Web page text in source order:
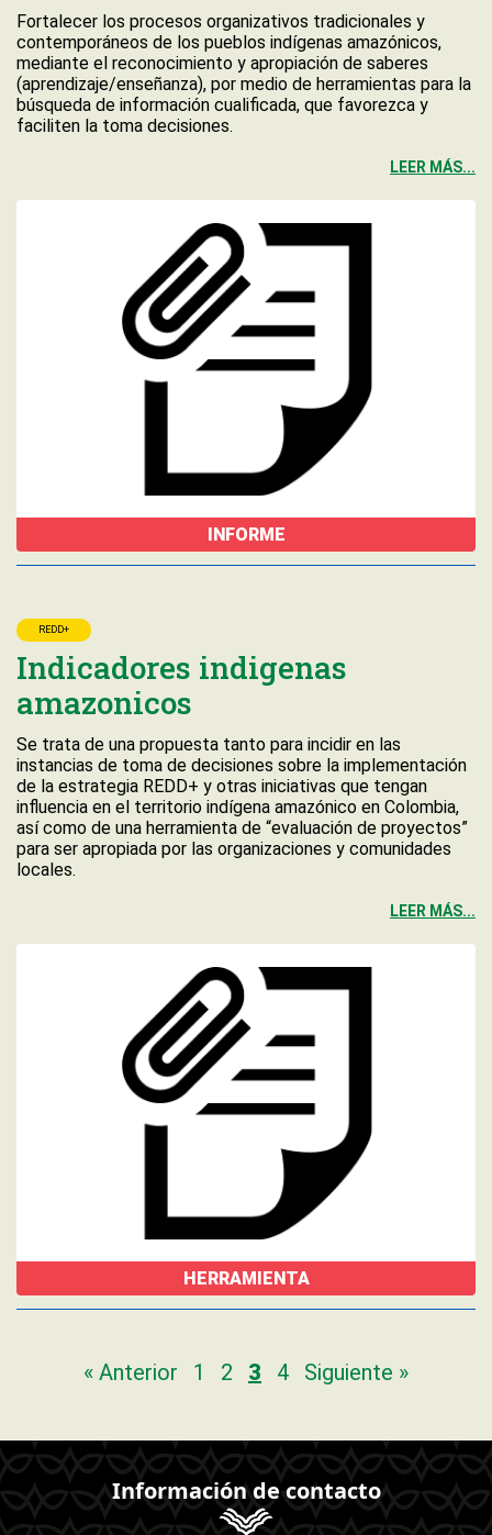
Fortalecer los procesos organizativos tradicionales y
contemporáneos de los pueblos indígenas amazónicos,
mediante el reconocimiento y apropiación de saberes
(aprendizaje/enseñanza), por medio de herramientas para la
búsqueda de información cualificada, que favorezca y
faciliten la toma decisiones.
LEER MÁS...
INFORME
REDD+
Indicadores indigenas
amazonicos
Se trata de una propuesta tanto para incidir en las
instancias de toma de decisiones sobre la implementación
de la estrategia REDD+ y otras iniciativas que tengan
influencia en el territorio indígena amazónico en Colombia,
así como de una herramienta de “evaluación de proyectos”
para ser apropiada por las organizaciones y comunidades
locales.
LEER MÁS...
HERRAMIENTA
« Anterior 1 2 3 4 Siguiente »
Información de contacto